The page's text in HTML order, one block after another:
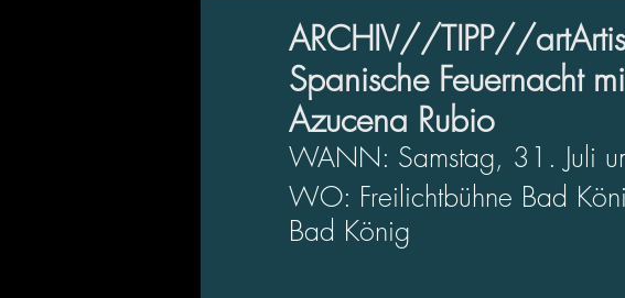
ARCHIV//TIPP//
Spanische Feuernacht
Azucena Rubio
WANN: Samstag, 31. Juli
WO: Freilichtbühne Bad
Bad König